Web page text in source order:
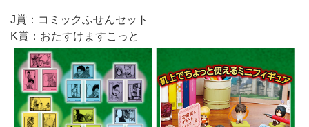
J賞：コミックふせんセット
K賞：おたすけますこっと